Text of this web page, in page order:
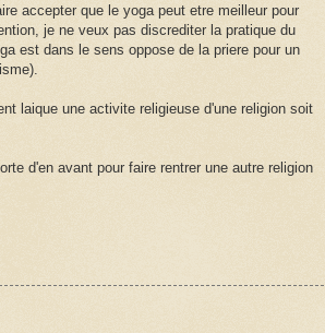
accepter que le yoga peut etre meilleur pour
je ne veux pas discrediter la pratique du
est dans le sens oppose de la priere pour un
laique une activite religieuse d'une religion soit
d'en avant pour faire rentrer une autre religion